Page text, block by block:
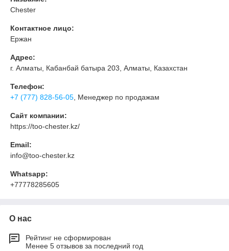
Chester
Контактное лицо:
Ержан
Адрес:
г. Алматы, Кабанбай батыра 203, Алматы, Казахстан
Телефон:
+7 (777) 828-56-05 , Менеджер по продажам
Сайт компании:
https://too-chester.kz/
Email:
info@too-chester.kz
Whatsapp:
+77778285605
О нас
Рейтинг не сформирован
Менее 5 отзывов за последний год